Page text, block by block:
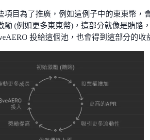
項目為了推廣，例如這例子中的東東幣，
勵 (例如更多東東幣)，這部分就像是賄賂
投給這個池，也會得到這部分的收